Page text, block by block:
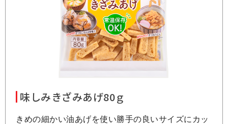
味しみきざみあげ80ｇ
きめの細かい油あげを使い勝手の良いサイズにカッ